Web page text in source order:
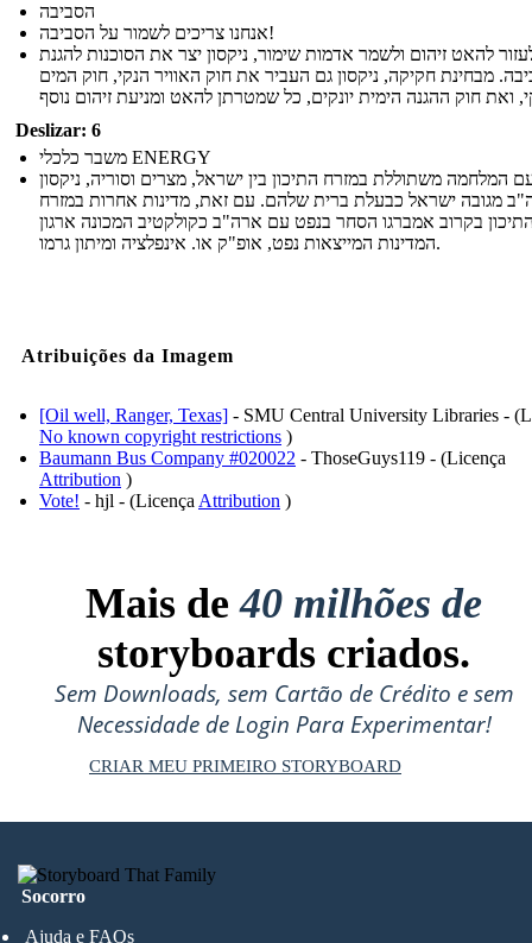
הסביבה
אנחנו צריכים לשמור על הסביבה!
להאט זיהום ולשמר אדמות שימור, ניקסון יצר את הסוכנות להגנת
מבחינת חקיקה, ניקסון גם העביר את חוק האוויר הנקי, חוק המים
Deslizar: 6
משבר כלכלי ENERGY
המלחמה משתוללת במזרח התיכון בין ישראל, מצרים וסוריה, ניקסון
מגובה ישראל כבעלת ברית שלהם. עם זאת, מדינות אחרות במזרח
בקרוב אמברגו הסחר בנפט עם ארה"ב כקולקטיב המכונה ארגון
המדינות המייצאות נפט, אופ"ק או. אינפלציה ומיתון גרמו.
Atribuições da Imagem
[Oil well, Ranger, Texas] - SMU Central University Libraries -
No known copyright restrictions )
Baumann Bus Company #020022 - ThoseGuys119 - (Licença
Attribution )
Vote! - hjl - (Licença Attribution )
Mais de40 milhões de
storyboards criados.
Sem Downloads, sem Cartão de Crédito e sem
Necessidade de Login Para Experimentar!
CRIAR MEU PRIMEIRO STORYBOARD
Socorro
Ajuda e FAQs